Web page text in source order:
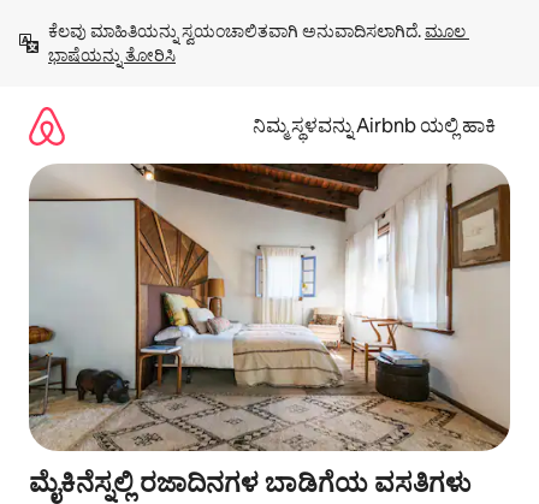
ಹೋಗಿ
ಕೆಲವು ಮಾಹಿತಿಯನ್ನು ಸ್ವಯಂಚಾಲಿತವಾಗಿ ಅನುವಾದಿಸಲಾಗಿದೆ. ಮೂಲ
ಭಾಷೆಯನ್ನು ತೋರಿಸಿ
ನಿಮ್ಮ ಸ್ಥಳವನ್ನು Airbnb ಯಲ್ಲಿ ಹಾಕಿ
ಮೈಕಿನೆಸ್ನಲ್ಲಿ ರಜಾದಿನಗಳ ಬಾಡಿಗೆಯ ವಸತಿಗಳು